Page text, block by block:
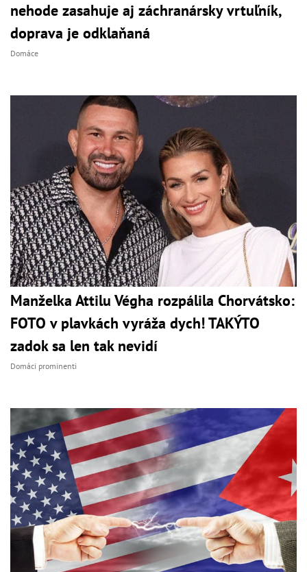
nehode zasahuje aj záchranársky vrtuľník,
doprava je odklaňaná
Domáce
Manželka Attilu Végha rozpálila Chorvátsko:
FOTO v plavkách vyráža dych! TAKÝTO
zadok sa len tak nevidí
Domáci prominenti